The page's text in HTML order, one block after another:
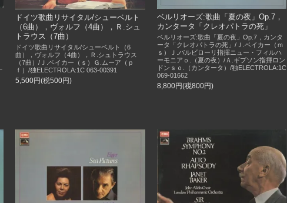
ドイツ歌曲リサイタル/シューベルト
（6曲），ヴォルフ（4曲），Ｒ.シュ
トラウス（7曲）
ドイツ歌曲リサイタル/シューベルト（6
曲），ヴォルフ（4曲），Ｒ.シュトラウス
（7曲）/Ｊ.ベイカー（ｓ）Ｇ.ムーア（ｐ
ｆ）/独ELECTROLA:1C 063-00391
5,500円(税500円)
ベルリオーズ:歌曲「夏の夜」Op.7，
カンタータ「クレオパトラの死」
ベルリオーズ:歌曲「夏の夜」Op.7，カンタ
ータ「クレオパトラの死」/Ｊ.ベイカー（ｍ
ｓ）Ｊ.バルビローリ指揮ニュー・フィルハ
ーモニアｏ.（夏の夜）/Ａ.ギブソン指揮ロン
ドンｓｏ.（カンタータ）/独ELECTROLA:1C
069-01662
8,800円(税800円)